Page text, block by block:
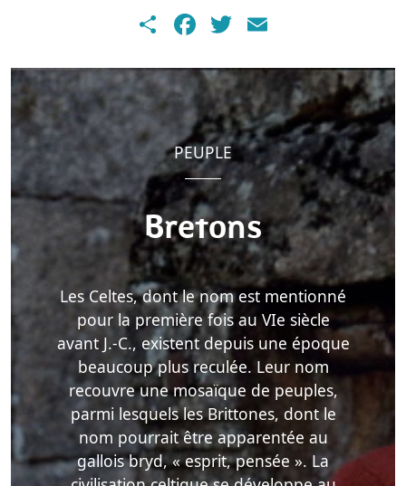
ShareFacebook
Twitter
PEUPLE
Bretons
Les Celtes, dont le nom est mentionné
pour la première fois au VIe siècle
avant J.-C., existent depuis une époque
beaucoup plus reculée. Leur nom
recouvre une mosaïque de peuples,
parmi lesquels les Brittones, dont le
nom pourrait être apparentée au
gallois bryd, « esprit, pensée ». La